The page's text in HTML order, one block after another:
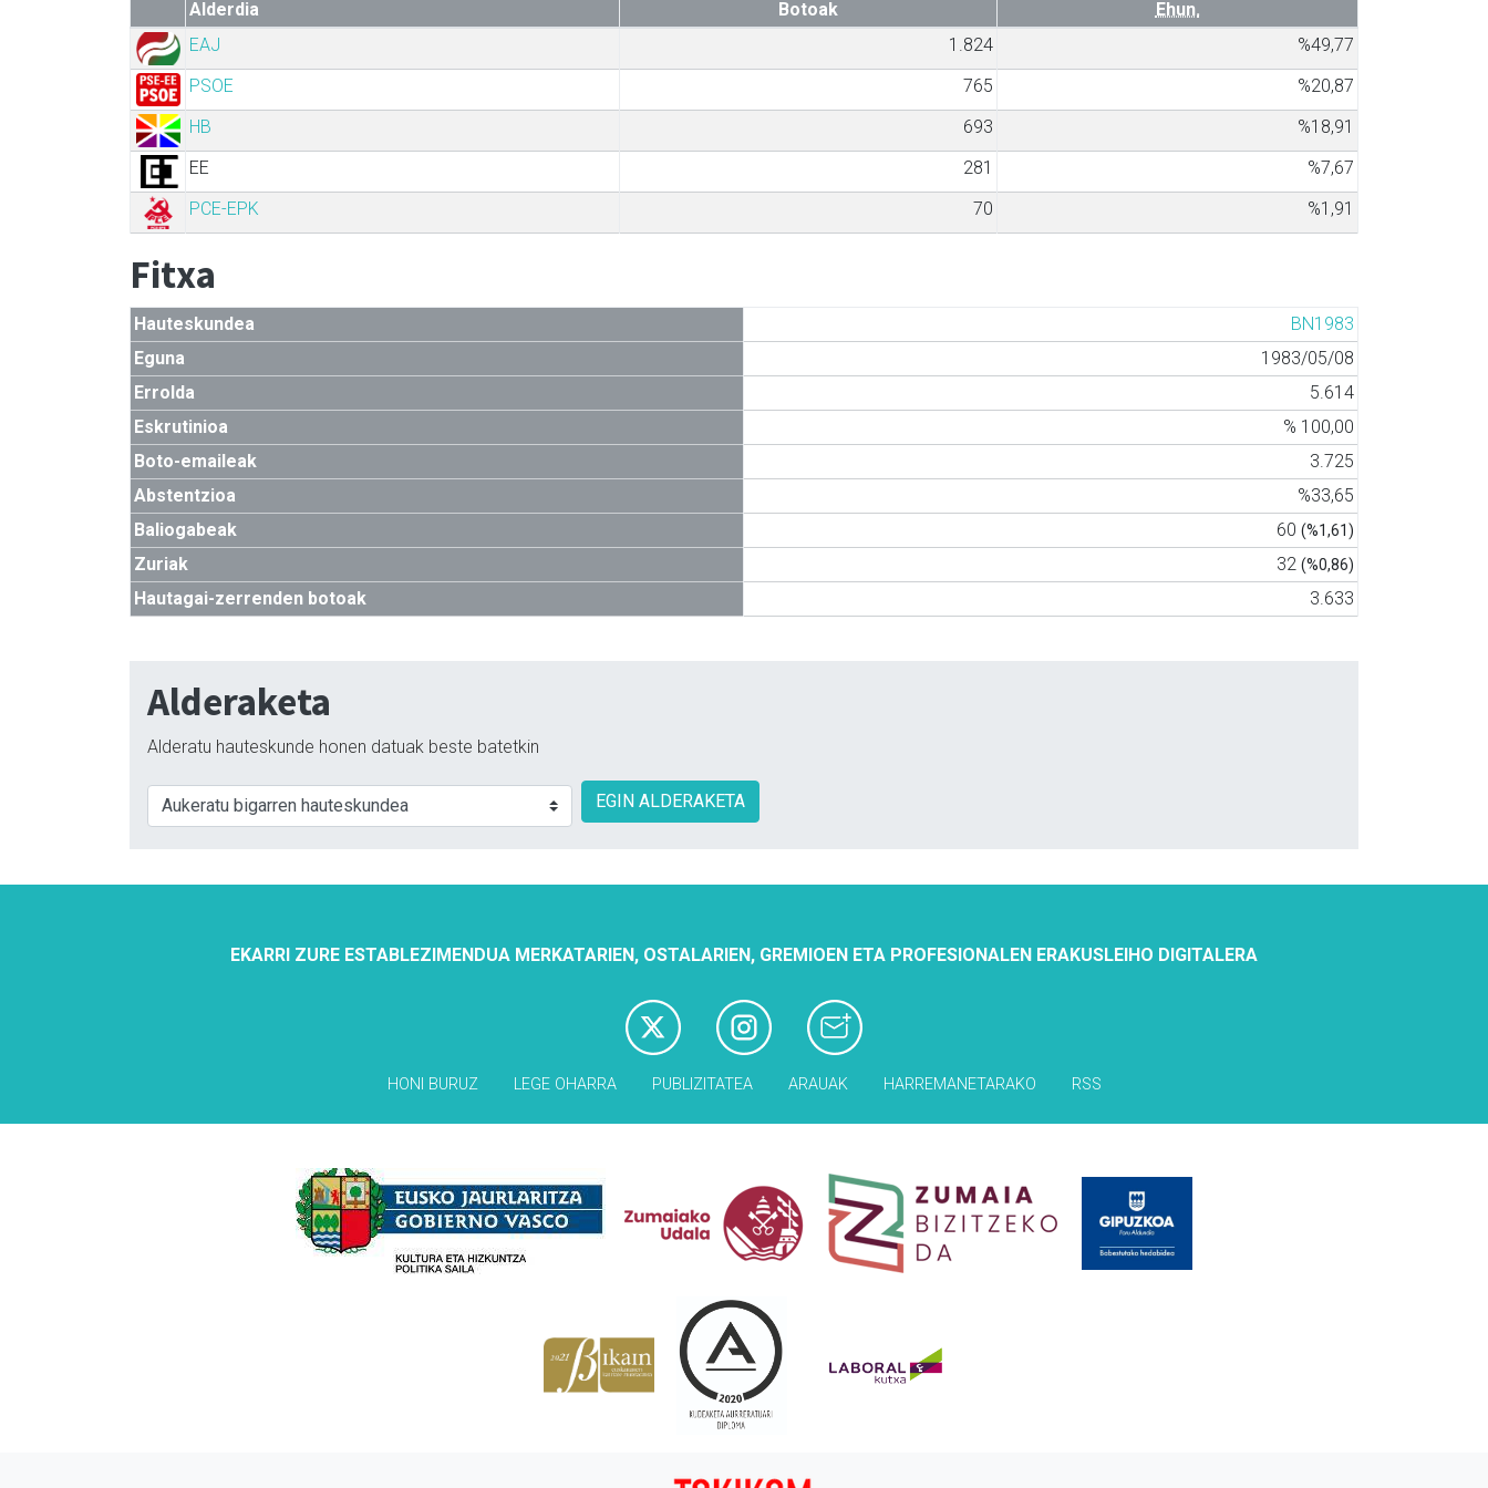
Alderdia Botoak
Ehun.
EAJ
1.824
%49,77
PSOE
765
%20,87
HB
693
%18,91
EE
281
%7,67
PCE-EPK
70 %1,91
Fitxa
Hauteskundea
BN1983
Eguna
1983/05/08
Errolda
5.614
Eskrutinioa
% 100,00
Boto-emaileak
3.725
Abstentzioa
%33,65
Baliogabeak
60 (%1,61)
Zuriak 32 (%0,86)
Hautagai-zerrenden botoak 3.633
Alderaketa
Alderatu hauteskunde honen datuak beste batetkin
EGIN ALDERAKETA
EKARRI ZURE ESTABLEZIMENDUA MERKATARIEN, OSTALARIEN, GREMIOEN ETA PROFESIONALEN ERAKUSLEIHO DIGITALERA
HONI BURUZ LEGE OHARRA PUBLIZITATEA ARAUAK HARREMANETARAKO RSS